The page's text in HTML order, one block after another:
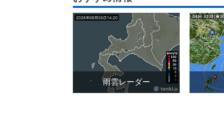
雨雲レーダー